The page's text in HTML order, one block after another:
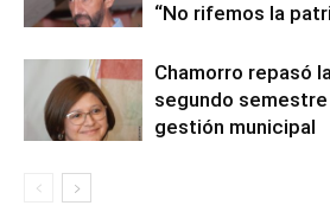
“No rifemos la
Chamorro repasó
segundo
gestión municipal